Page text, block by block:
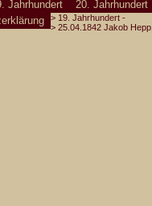
Jahrhundert
20. Jahrhundert
> 19. Jahrhundert -
> 25.04.1842 Jakob Hepp,